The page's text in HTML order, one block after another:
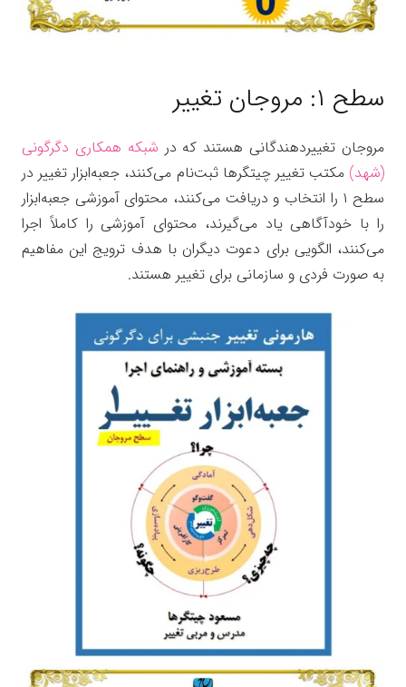
سطح ۱: مروجان تغییر
مروجان تغییردهندگانی هستند که در شبکه همکاری دگرگونی
(شهد) مکتب تغییر چیتگرها ثبت‌نام می‌کنند، جعبه‌ابزار تغییر در
سطح ۱ را انتخاب و دریافت می‌کنند، محتوای آموزشی جعبه‌ابزار
را با خودآگاهی یاد می‌گیرند، محتوای آموزشی را کاملاً اجرا
می‌کنند، الگویی برای دعوت دیگران با هدف ترویج این مفاهیم
به صورت فردی و سازمانی برای تغییر هستند.